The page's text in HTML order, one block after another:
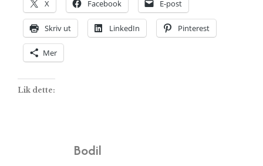
X Facebook E-post
Skriv ut LinkedIn Pinterest
Mer
Lik dette:
Bodil